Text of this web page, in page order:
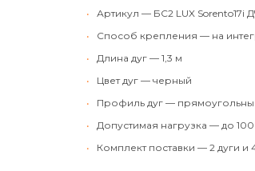
•
Артикул — БС2 LUX Sorento17i
•
Способ крепления — на
•
Длина дуг — 1,3 м
•
Цвет дуг — черный
•
Профиль дуг —
•
Допустимая нагрузка — до 100
•
Комплект поставки — 2 дуги и